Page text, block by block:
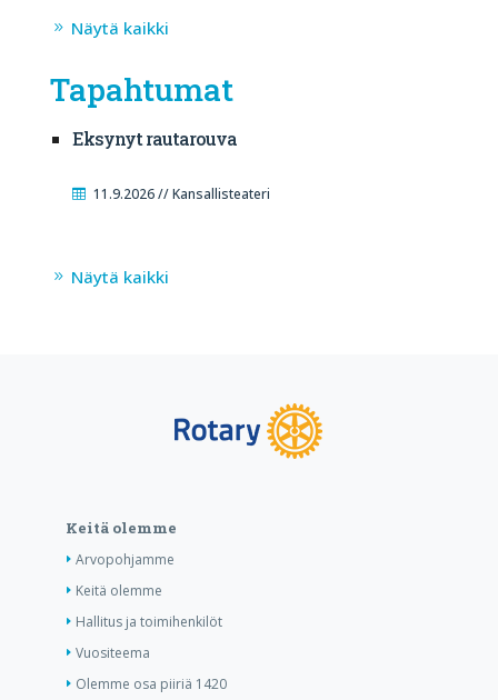
Näytä kaikki
Tapahtumat
Eksynyt rautarouva
11.9.2026 // Kansallisteateri
Näytä kaikki
Keitä olemme
Arvopohjamme
Keitä olemme
Hallitus ja toimihenkilöt
Vuositeema
Olemme osa piiriä 1420